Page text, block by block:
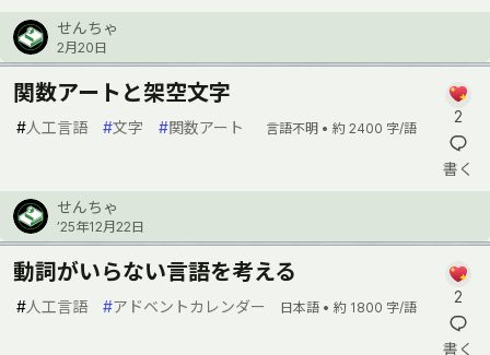
せんちゃ
2月20日
関数アートと架空文字
#人工言語 #文字 #関数アート 言語不明 • 約 2400 字/語
2
書く
せんちゃ
’25年12月22日
動詞がいらない言語を考える
#人工言語 #アドベントカレンダー 日本語 • 約 1800 字/語
2
書く